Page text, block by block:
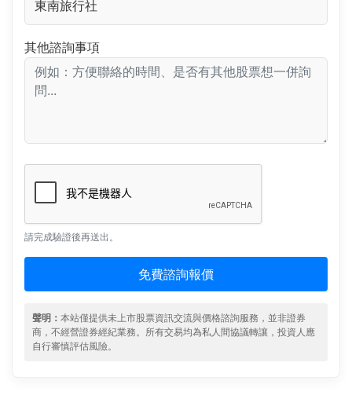
其他諮詢事項
請完成驗證後再送出。
免費諮詢報價
聲明： 本站僅提供未上市股票資訊交流與價格諮詢服務，並非證券
商，不經營證券經紀業務。所有交易均為私人間協議轉讓，投資人應
自行審慎評估風險。